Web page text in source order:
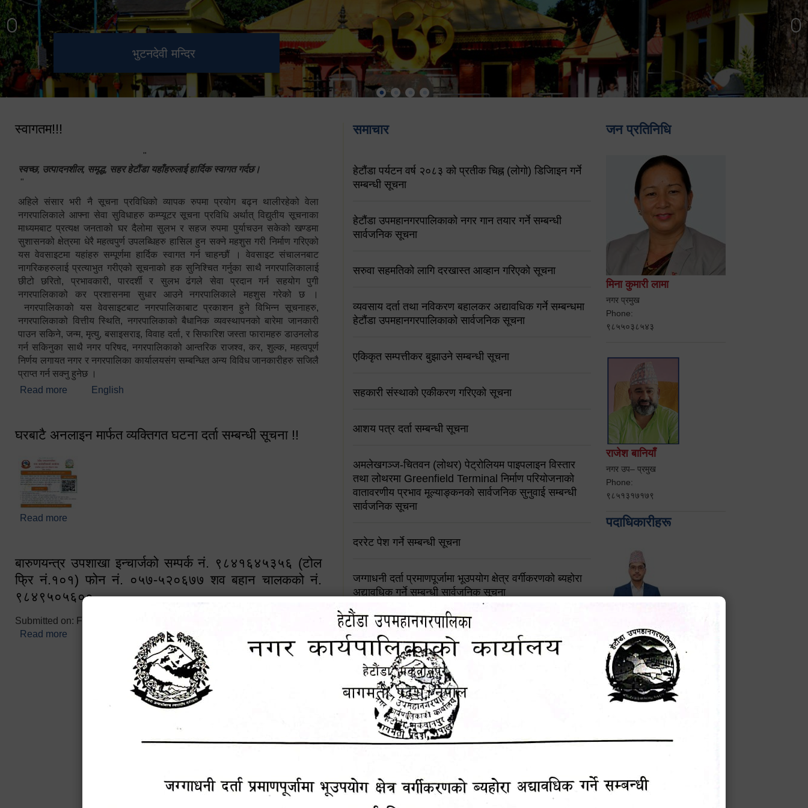
भुटनदेवी मन्दिर
स्मारक
हेटौंडा उपमहानगरपालिका नगर
कार्यपालिकाको कार्यालय
मनकामना डाँडाबाट देखिएको दृश्य
स्वागतम!!!
"
स्वच्छ, उत्पादनशील, समृद्ध, सहर हेटौंडा यहाँहरुलाई हार्दिक स्वागत गर्दछ।
"
अहिले संसार भरी नै सूचना प्रविधिको व्यापक रुपमा प्रयोग बढ्न थालीरहेको वेला
नगरपालिकाले आफ्ना सेवा सुविधाहरु कम्प्यूटर सूचना प्रविधि अर्थात् विद्युतीय सूचनाका
माध्यमबाट प्रत्यक्ष जनताको घर दैलोमा सुलभ र सहज रुपमा पुर्याचउन सकेको खण्डमा
सुशासनको क्षेत्रमा धेरै महत्वपुर्ण उपलब्धिहरु हासिल हुन सक्ने महशुस गरी निर्माण गरिएको
यस वेवसाइटमा यहांहरु सम्पूर्णमा हार्दिक स्वागत गर्न चाहन्छौं । वेवसाइट संचालनबाट
नागरिकहरुलाई प्रत्याभुत गरीएको सूचनाको हक सुनिश्चित गर्नुका साथै नगरपालिकालाई
छीटो छरितो, प्रभावकारी, पारदर्शी र सुलभ ढंगले सेवा प्रदान गर्न सहयोग पुगी
नगरपालिकाको कर प्रशासनमा सुधार आउने नगरपालिकाले महशुस गरेको छ ।
नगरपालिकाको यस वेवसाइटबाट नगरपालिकाबाट प्रकाशन हुने विभिन्न सूचनाहरु,
नगरपालिकाको वित्तीय स्थिति, नगरपालिकाको बैधानिक व्यवस्थापनको बारेमा जानकारी
पाउन सकिने, जन्म, मृत्यु, बसाइसराइ, विवाह दर्ता, र सिफारिश जस्ता फारामहरु डाउनलोड
गर्न सकिनुका साथै नगर परिषद, नगरपालिकाको आन्तरिक राजश्व, कर, शुल्क, महत्वपूर्ण
निर्णय लगायत नगर र नगरपालिका कार्यालयसंग सम्बन्धित अन्य विविध जानकारीहरु सजिलै
प्राप्त गर्न सक्नु हुनेछ ।
Read more about स्वागतम!!!
English
घरबाटै अनलाइन मार्फत व्यक्तिगत घटना दर्ता सम्बन्धी सूचना !!
Read more
बारुणयन्त्र उपशाखा इन्चार्जको सम्पर्क नं. ९८४१६४५३५६ (टोल
फ्रि नं.१०१) फोन नं. ०५७-५२०६७७ शव बहान चालकको नं.
९८४९५०५६००
Submitted on: Fri, 02/25/2022 - 10:50
Read more about बारुणयन्त्र उपशाखा इन्चार्जको सम्पर्क नं. ९८४१६४५३५६ (टोल फ्रि
नं.१०१) फोन नं. ०५७-५२०६७७ शव बहान चालकको नं. ९८४९५०५६००
समाचार
हेटौंडा पर्यटन वर्ष २०८३ को प्रतीक चिह्न (लोगो) डिजिाइन गर्ने
सम्बन्धी सूचना
हेटौंडा उपमहानगरपालिकाको नगर गान तयार गर्ने सम्बन्धी
सार्वजनिक सूचना
सरुवा सहमतिको लागि दरखास्त आव्हान गरिएको सूचना
व्यवसाय दर्ता तथा नविकरण बहालकर अद्यावधिक गर्ने सम्बन्धमा
हेटौंडा उपमहानगरपालिकाको सार्वजनिक सूचना
एकिकृत सम्पत्तीकर बुझाउने सम्बन्धी सूचना
सहकारी संस्थाको एकीकरण गरिएको सूचना
आशय पत्र दर्ता सम्बन्धी सूचना
अमलेखगञ्ज-चितवन (लोथर) पेट्रोलियम पाइपलाइन विस्तार
तथा लोथरमा Greenfield Terminal निर्माण परियोजनाको
वातावरणीय प्रभाव मूल्याङ्कनको सार्वजनिक सुनुवाई सम्बन्धी
सार्वजनिक सूचना
दररेट पेश गर्ने सम्बन्धी सूचना
जग्गाधनी दर्ता प्रमाणपूर्जामा भूउपयोग क्षेत्र वर्गीकरणको ब्यहोरा
अद्यावधिक गर्ने सम्बन्धी सार्वजनिक सूचना
आशय पत्र दर्ता सम्बन्धी सूचना
शिक्षक सरुवा सहमतिका लागि दरखास्त आव्हान सम्बन्धी सूचना !
हेटौंडा उपमहानगरपालिकाको सूची दर्ता सम्बन्धी सूचना
चुरियामाई सुरुङको संरक्षण तथा व्यवस्थापनको जिम्मेवारी
पोषाक र परिचयपत्र अनिवार्य लगाउने सम्बन्धमा ।
जन प्रतिनिधि
मिना कुमारी लामा
नगर प्रमुख
Phone:
९८५५०३८५४३
राजेश बानियाँ
नगर उप– प्रमुख
Phone:
९८५१३१७१७९
पदाधिकारीहरू
प्रमुख प्रशासकीय अधिकृत
Phone: 9855010111
सविन न्यौपाने